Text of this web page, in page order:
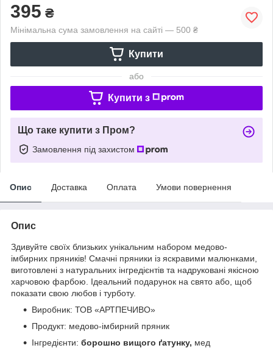
395 ₴
Мінімальна сума замовлення на сайті — 500 ₴
Купити
або
Купити з
Що таке купити з Пром?
Замовлення під захистом
Опис Доставка Оплата Умови повернення
Опис
Здивуйте своїх близьких унікальним набором медово-
імбирних пряників! Смачні пряники із яскравими малюнками,
виготовлені з натуральних інгредієнтів та надруковані якісною
харчовою фарбою. Ідеальний подарунок на свято або, щоб
показати свою любов і турботу.
Виробник: ТОВ «АРТПЕЧИВО»
Продукт: медово-імбирний пряник
Інгредієнти: борошно вищого ґатунку, мед